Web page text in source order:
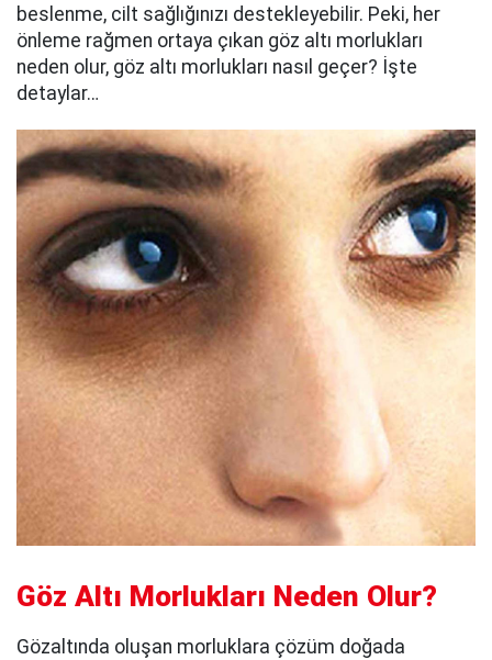
beslenme, cilt sağlığınızı destekleyebilir. Peki, her
önleme rağmen ortaya çıkan göz altı morlukları
neden olur, göz altı morlukları nasıl geçer? İşte
detaylar…
Göz Altı Morlukları Neden Olur?
Gözaltında oluşan morluklara çözüm doğada